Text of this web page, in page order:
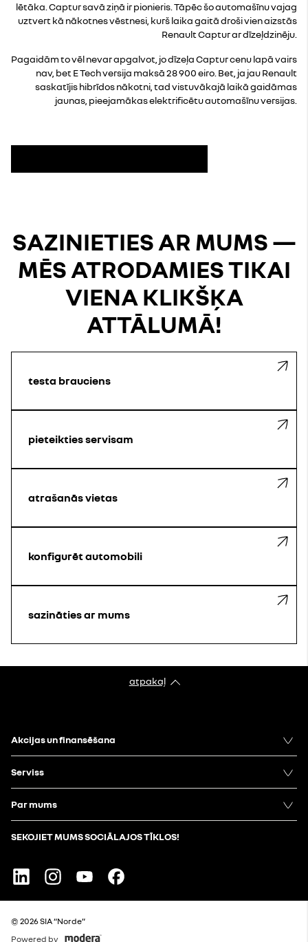
lētāka. Captur savā ziņā ir pionieris. Tāpēc šo automašīnu vajag
uztvert kā nākotnes vēstnesi, kurš laika gaitā droši vien aizstās
Renault Captur ar dīzeļdzinēju.
Pagaidām to vēl nevar apgalvot, jo dīzeļa Captur cenu lapā vairs
nav, bet E Tech versija maksā 28 900 eiro. Bet, ja jau Renault
saskatījis hibrīdos nākotni, tad vistuvākajā laikā gaidāmas
jaunas, pieejamākas elektrificētu automašīnu versijas.
SAZINIETIES AR MUMS —
MĒS ATRODAMIES TIKAI
VIENA KLIKŠĶA
ATTĀLUMĀ!
testa brauciens
pieteikties servisam
atrašanās vietas
konfigurēt automobili
sazināties ar mums
atpakaļ
Akcijas un finansēšana
Serviss
Par mums
SEKOJIET MUMS SOCIĀLAJOS TĪKLOS!
Linkedin
Instagram
Youtube
© 2026 SIA “Norde”
Powered by